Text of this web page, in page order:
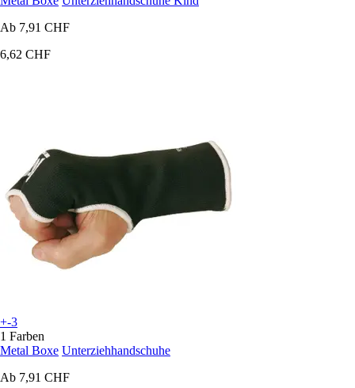
Ab 7,91 CHF
6,62 CHF
+-3
1 Farben
Metal Boxe Unterziehhandschuhe
Ab 7,91 CHF